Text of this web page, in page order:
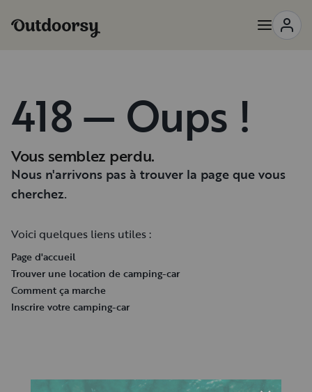
418 — Oups !
Vous semblez perdu.
Nous n'arrivons pas à trouver la page que vous
cherchez.
Voici quelques liens utiles :
Page d'accueil
Trouver une location de camping-car
Comment ça marche
Inscrire votre camping-car